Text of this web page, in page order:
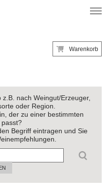
Warenkorb
nach Weingut/Erzeuger,
oder Region.
der zu einer bestimmten
passt?
Begriff eintragen und Sie